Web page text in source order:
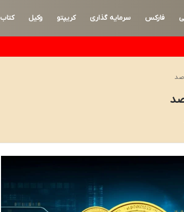
فارکس سرمایه گذاری کریپتو وکیل کتاب
صد